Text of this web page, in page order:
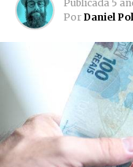
Publicada 5
Por Daniel